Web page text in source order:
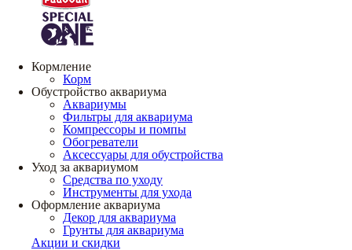
Кормление
Корм
Обустройство аквариума
Аквариумы
Фильтры для аквариума
Компрессоры и помпы
Обогреватели
Аксессуары для обустройства
Уход за аквариумом
Средства по уходу
Инструменты для ухода
Оформление аквариума
Декор для аквариума
Грунты для аквариума
Акции и скидки